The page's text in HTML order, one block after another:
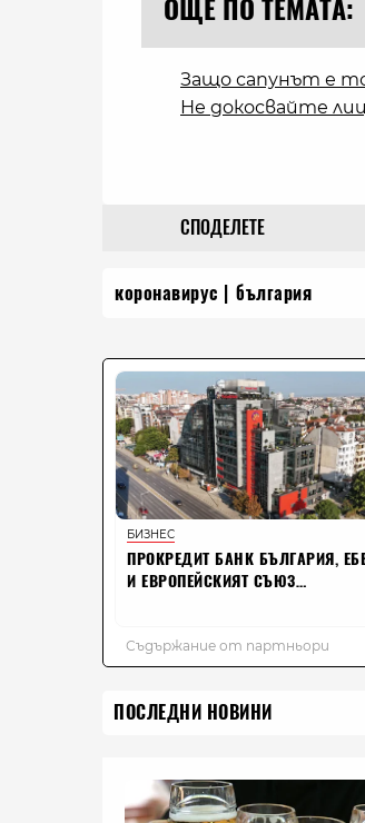
ОЩЕ ПО ТЕМАТА:
Защо сапунът е
Не докосвайте
СПОДЕЛЕТЕ
коронавирус българия
ПОСЛЕДНИ НОВИНИ